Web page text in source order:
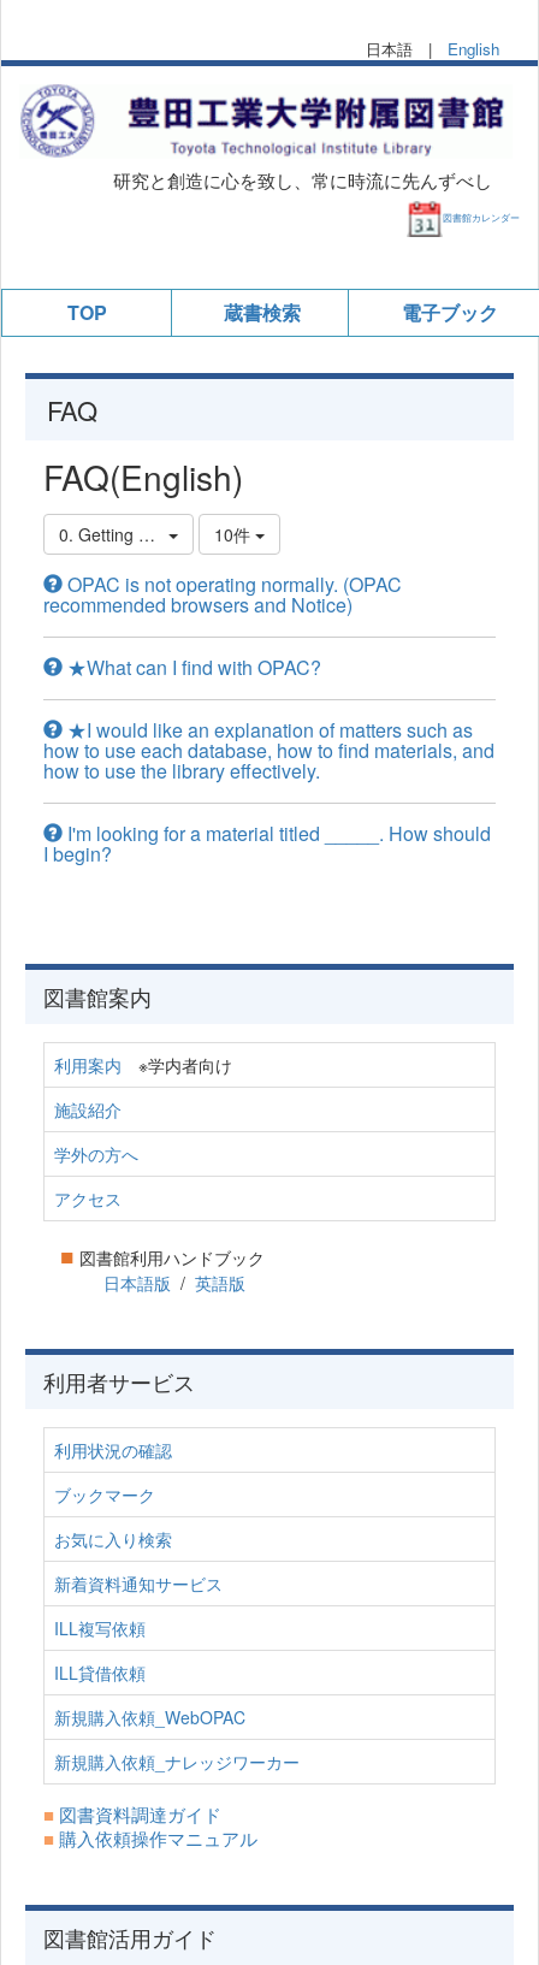
日本語 | English
研究と創造に心を致し、常に時流に先んずべし
図書館カレンダー
TOP 蔵書検索 電子ブック
FAQ
FAQ(English)
0. Getting Started 10件
OPAC is not operating normally. (OPAC
recommended browsers and Notice)
★What can I find with OPAC?
★I would like an explanation of matters such as
how to use each database, how to find materials, and
how to use the library effectively.
I'm looking for a material titled _____. How should
I begin?
図書館案内
利用案内 ※学内者向け
施設紹介
学外の方へ
アクセス
■ 図書館利用ハンドブック
日本語版 / 英語版
利用者サービス
利用状況の確認
ブックマーク
お気に入り検索
新着資料通知サービス
ILL複写依頼
ILL貸借依頼
新規購入依頼_WebOPAC
新規購入依頼_ナレッジワーカー
■ 図書資料調達ガイド
■購入依頼操作マニュアル
図書館活用ガイド